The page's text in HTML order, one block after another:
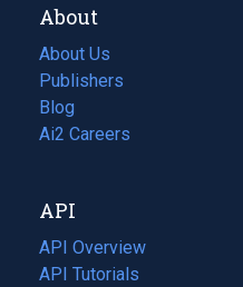
About
About Us
Publishers
Blog
(opens
in
tab)
Ai2 Careers
(opens
new
tab)
API
API Overview
API Tutorials